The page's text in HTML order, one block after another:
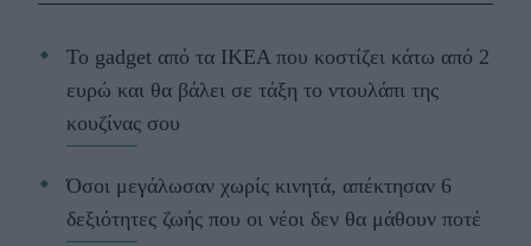
Το gadget από τα IKEA που κοστίζει κάτω από 2
ευρώ και θα βάλει σε τάξη το ντουλάπι της
κουζίνας σου
Όσοι μεγάλωσαν χωρίς κινητά, απέκτησαν 6
δεξιότητες ζωής που οι νέοι δεν θα μάθουν ποτέ